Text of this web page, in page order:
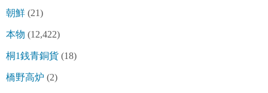
朝鮮 (21)
本物 (12,422)
桐1銭青銅貨 (18)
橋野高炉 (2)